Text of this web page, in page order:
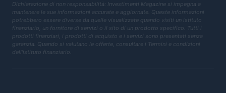
Dichiarazione di non responsabilità: Investimenti Magazine si impegna a
mantenere le sue informazioni accurate e aggiornate. Queste informazioni
potrebbero essere diverse da quelle visualizzate quando visiti un istituto
finanziario, un fornitore di servizi o il sito di un prodotto specifico. Tutti i
prodotti finanziari, i prodotti di acquisto e i servizi sono presentati senza
garanzia. Quando si valutano le offerte, consultare i Termini e condizioni
dell'istituto finanziario.